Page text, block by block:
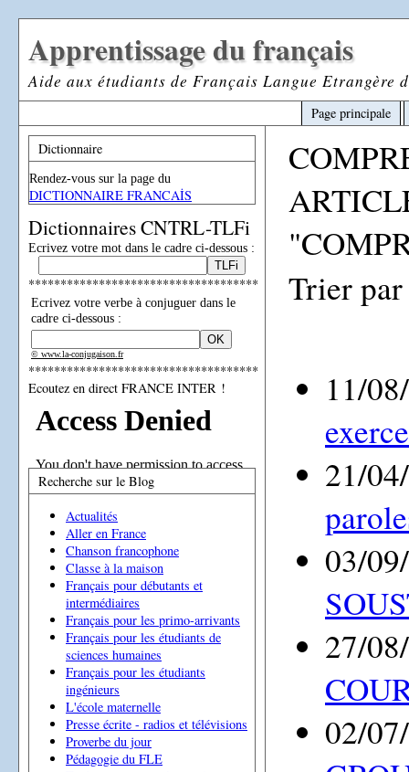
Apprentissage du français
Aide aux étudiants de Français Langue Etrangère
Page principale
Dictionnaire
Rendez-vous sur la page du
DICTIONNAIRE FRANCAİS
Dictionnaires CNTRL-TLFi
Ecrivez votre mot dans le cadre ci-dessous :
************************************
Ecrivez votre verbe à conjuguer dans le
cadre ci-dessous :
© www.la-conjugaison.fr
************************************
Ecoutez en direct FRANCE INTER !
Recherche sur le Blog
Actualités
Aller en France
Chanson francophone
Classe à la maison
Français pour débutants et
intermédiaires
Français pour les primo-arrivants
Français pour les étudiants de
sciences humaines
Français pour les étudiants
ingénieurs
L'école maternelle
Presse écrite - radios et télévisions
Proverbe du jour
Pédagogie du FLE
Trier
11/
21/
03/
27/
02/